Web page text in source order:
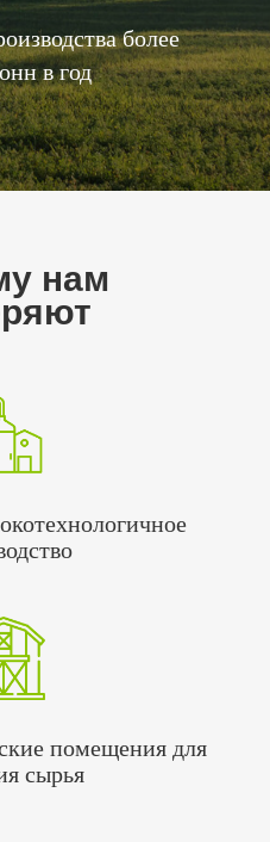
более
в год
нам
помещения для
сырья